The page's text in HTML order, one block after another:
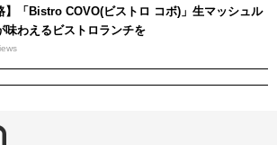
】「Bistro COVO(ビストロ コボ)」生マッシュル
味わえるビストロランチを